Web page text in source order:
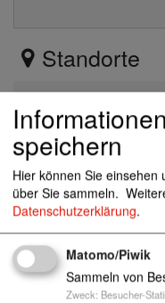
Standorte
Nerzweg 11,
0251-246750
http://
0251-
speichern
Hier können Sie
über Sie sammeln.
Datenschutzerklärung.
Matomo/Piwik
Sammeln von
Zweck: Besucher-